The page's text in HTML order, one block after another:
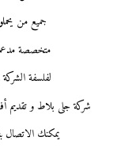
جميع من
متخصصة مدعمة
لفلسفة
شركة جلى بلاط و تقديم
يمكنك الاتصال